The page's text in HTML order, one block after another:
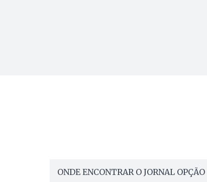
ONDE ENCONTRAR O JORNAL OPÇÃO